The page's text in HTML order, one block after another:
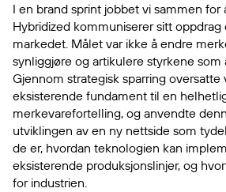
I en brand sprint jobbet vi sammen for
Hybridized kommuniserer sitt oppdrag
markedet. Målet var ikke å endre
synliggjøre og artikulere styrkene som
Gjennom strategisk sparring oversatte
eksisterende fundament til en
merkevarefortelling, og anvendte
utviklingen av en ny nettside som
de er, hvordan teknologien kan
eksisterende produksjonslinjer, og
for industrien.